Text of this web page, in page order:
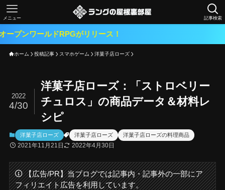
記事検索
メニュー
RPGがリリース！
ホーム 投稿記事 スマホゲーム 洋菓子店ローズ
洋菓子店ローズ：「ストロベリー
チュロス」の商品データ＆材料レ
シピ
2022
4/30
洋菓子店ローズ 洋菓子店ローズ 洋菓子店ローズの料理商品
2021年11月21日 2022年4月30日
【広告/PR】当ブログでは記事内・記事外の一部にア
フィリエイト広告を利用しています。